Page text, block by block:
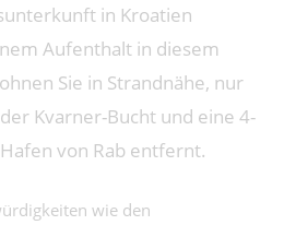
in Kroatien
Aufenthalt in diesem
Sie in Strandnähe, nur
Kvarner-Bucht und eine 4-
von Rab entfernt.
wie den